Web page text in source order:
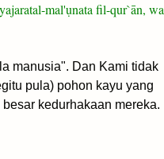
mal'ụnata fil-qur`ān, wa
manusia". Dan Kami tidak
pula) pohon kayu yang
kedurhakaan mereka.